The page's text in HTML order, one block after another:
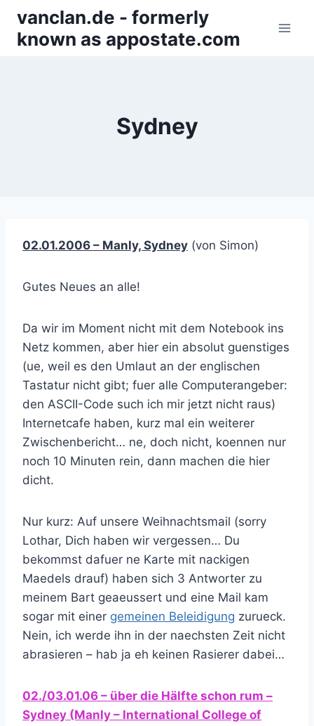
Inhalt
springen
vanclan.de - formerly
known as appostate.com
Sydney
02.01.2006 – Manly, Sydney (von Simon)
Gutes Neues an alle!
Da wir im Moment nicht mit dem Notebook ins
Netz kommen, aber hier ein absolut guenstiges
(ue, weil es den Umlaut an der englischen
Tastatur nicht gibt; fuer alle Computerangeber:
den ASCII-Code such ich mir jetzt nicht raus)
Internetcafe haben, kurz mal ein weiterer
Zwischenbericht… ne, doch nicht, koennen nur
noch 10 Minuten rein, dann machen die hier
dicht.
Nur kurz: Auf unsere Weihnachtsmail (sorry
Lothar, Dich haben wir vergessen… Du
bekommst dafuer ne Karte mit nackigen
Maedels drauf) haben sich 3 Antworter zu
meinem Bart geaeussert und eine Mail kam
sogar mit einer gemeinen Beleidigung zurueck.
Nein, ich werde ihn in der naechsten Zeit nicht
abrasieren – hab ja eh keinen Rasierer dabei…
02./03.01.06 – über die Hälfte schon rum –
Sydney (Manly – International College of